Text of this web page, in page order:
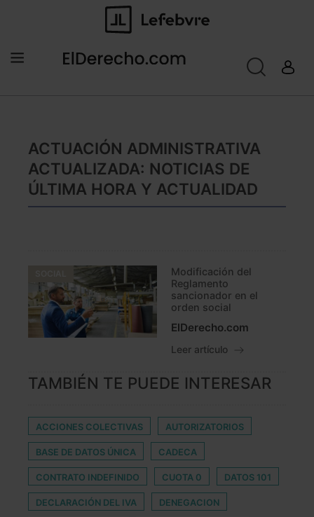
ACTUACIÓN ADMINISTRATIVA
ACTUALIZADA: NOTICIAS DE
ÚLTIMA HORA Y ACTUALIDAD
Modificación del
Reglamento
sancionador en el
orden social
ElDerecho.com
Leer artículo
TAMBIÉN TE PUEDE INTERESAR
ACCIONES COLECTIVAS AUTORIZATORIOS
BASE DE DATOS ÚNICA CADECA
CONTRATO INDEFINIDO CUOTA 0 DATOS 101
DECLARACIÓN DEL IVA DENEGACION